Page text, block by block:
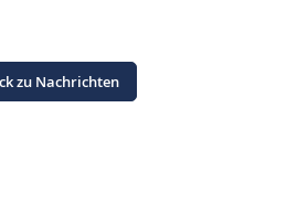
zu Nachrichten